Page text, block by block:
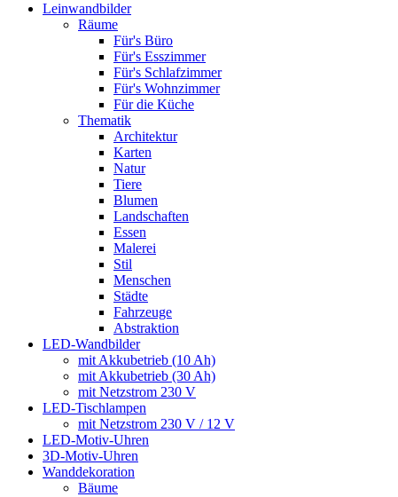
Leinwandbilder
Räume
Für's Büro
Für's Esszimmer
Für's Schlafzimmer
Für's Wohnzimmer
Für die Küche
Thematik
Architektur
Karten
Natur
Tiere
Blumen
Landschaften
Essen
Malerei
Stil
Menschen
Städte
Fahrzeuge
Abstraktion
LED-Wandbilder
mit Akkubetrieb (10 Ah)
mit Akkubetrieb (30 Ah)
mit Netzstrom 230 V
LED-Tischlampen
mit Netzstrom 230 V / 12 V
LED-Motiv-Uhren
3D-Motiv-Uhren
Wanddekoration
Bäume